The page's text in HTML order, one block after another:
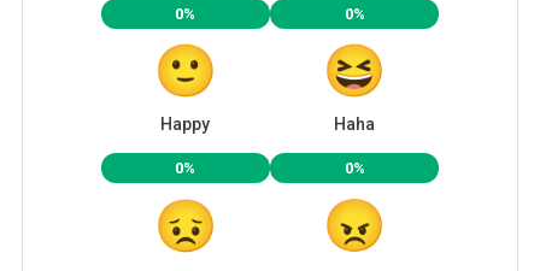
0%
Happy
0%
Haha
0% 0%